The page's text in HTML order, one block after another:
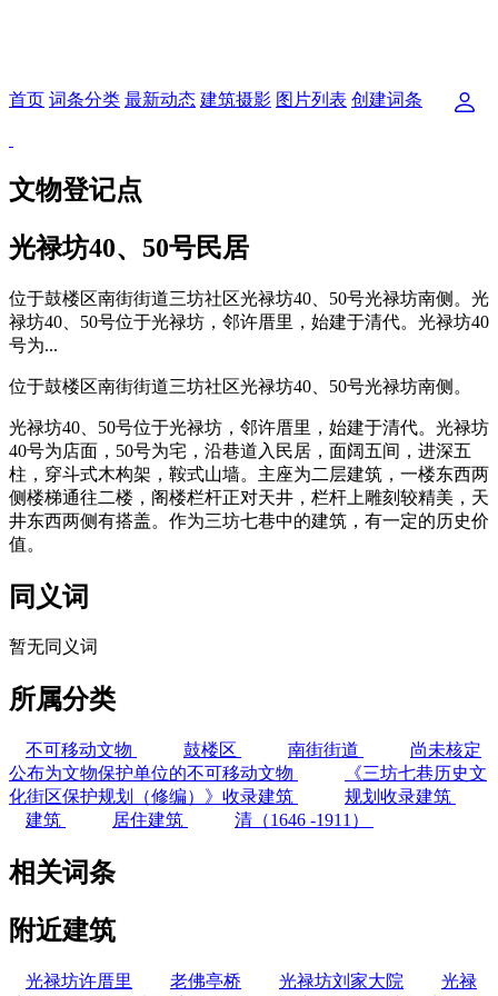
首页 词条分类 最新动态 建筑摄影 图片列表 创建词条
文物登记点
光禄坊40、50号民居
位于鼓楼区南街街道三坊社区光禄坊40、50号光禄坊南侧。光
禄坊40、50号位于光禄坊，邻许厝里，始建于清代。光禄坊40
号为...
位于鼓楼区南街街道三坊社区光禄坊40、50号光禄坊南侧。
光禄坊40、50号位于光禄坊，邻许厝里，始建于清代。光禄坊
40号为店面，50号为宅，沿巷道入民居，面阔五间，进深五
柱，穿斗式木构架，鞍式山墙。主座为二层建筑，一楼东西两
侧楼梯通往二楼，阁楼栏杆正对天井，栏杆上雕刻较精美，天
井东西两侧有搭盖。作为三坊七巷中的建筑，有一定的历史价
值。
同义词
暂无同义词
所属分类
不可移动文物 鼓楼区 南街街道
尚未核定
公布为文物保护单位的不可移动文物
《三坊七巷历史文
化街区保护规划（修编）》收录建筑
规划收录建筑
建筑
居住建筑 清（1646 -1911）
相关词条
附近建筑
光禄坊许厝里 老佛亭桥 光禄坊刘家大院
光禄